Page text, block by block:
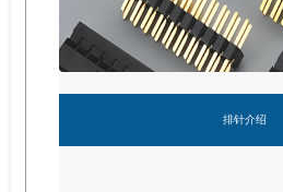
排针介绍